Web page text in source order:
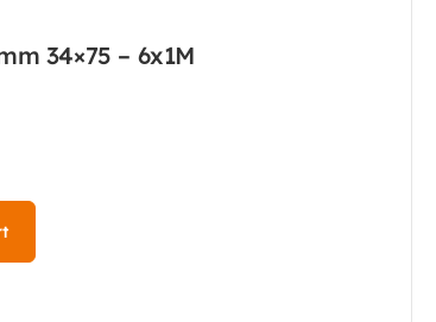
34×75 – 6x1M